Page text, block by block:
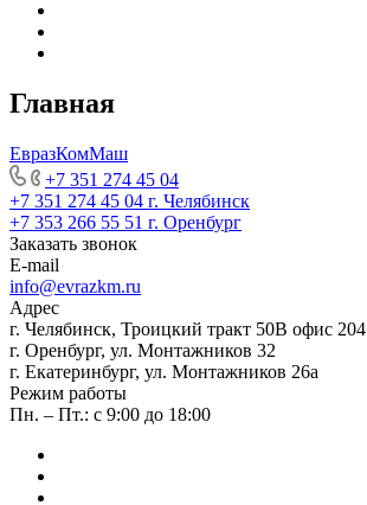
Главная
ЕвразКомМаш
+7 351 274 45 04
+7 351 274 45 04 г. Челябинск
+7 353 266 55 51 г. Оренбург
Заказать звонок
E-mail
info@evrazkm.ru
Адрес
г. Челябинск, Троицкий тракт 50В офис 204
г. Оренбург, ул. Монтажников 32
г. Екатеринбург, ул. Монтажников 26а
Режим работы
Пн. – Пт.: с 9:00 до 18:00